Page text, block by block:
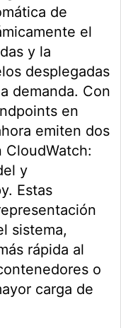
de
el
y la
desplegadas
demanda. Con
en
emiten dos
CloudWatch:
y
Estas
sistema,
rápida al
o
carga de